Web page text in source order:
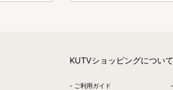
KUTVショッピングについて
ご利用ガイド